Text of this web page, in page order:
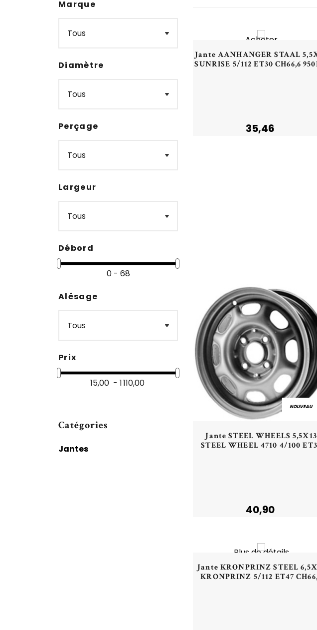
Marque
Diamètre
Perçage
Largeur
Débord
0 - 68
Alésage
Prix
15,00 - 1 110,00
Catégories
Jantes
Acheter
Jante AANHANGER STAAL
SUNRISE 5/112 ET30 CH66,6
35,46
NOUVEAU
Jante STEEL WHEELS 5,5X13
STEEL WHEEL 4710 4/100
40,90
Plus de détails
Jante KRONPRINZ STEEL
KRONPRINZ 5/112 ET47